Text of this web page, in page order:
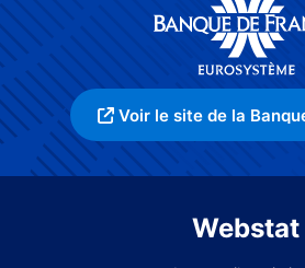
Voir le site de la
Webstat